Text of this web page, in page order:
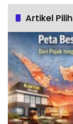
Artikel